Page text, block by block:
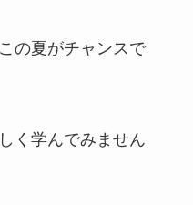
の夏がチャンスで
く学んでみません